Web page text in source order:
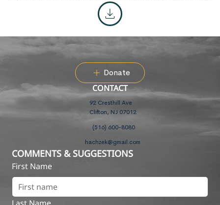
Donate
CONTACT
92 Cresthill Ave
Clifton, NJ 07012
(516) 600-8080
hachzek@gmail.com
COMMENTS & SUGGESTIONS
First Name